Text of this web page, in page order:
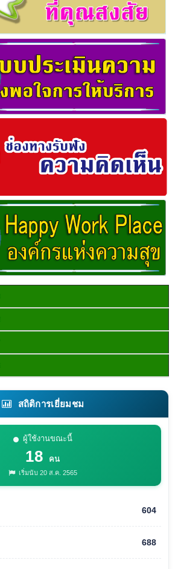
สถิติการเยี่ยมชม
ผู้ใช้งานขณะนี้
18 คน
เริ่มนับ 20 ส.ค. 2565
604
688